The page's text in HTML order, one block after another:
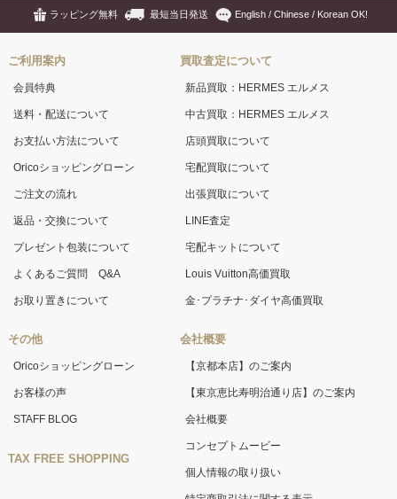
ラッピング無料 最短当日発送 English / Chinese / Korean OK!
ご利用案内
会員特典
送料・配送について
お支払い方法について
Oricoショッピングローン
ご注文の流れ
返品・交換について
プレゼント包装について
よくあるご質問 Q&A
お取り置きについて
その他
Oricoショッピングローン
お客様の声
STAFF BLOG
TAX FREE SHOPPING
買取査定について
新品買取：HERMES エルメス
中古買取：HERMES エルメス
店頭買取について
宅配買取について
出張買取について
LINE査定
宅配キットについて
Louis Vuitton高価買取
金･プラチナ･ダイヤ高価買取
会社概要
【京都本店】のご案内
【東京恵比寿明治通り店】のご案内
会社概要
コンセプトムービー
個人情報の取り扱い